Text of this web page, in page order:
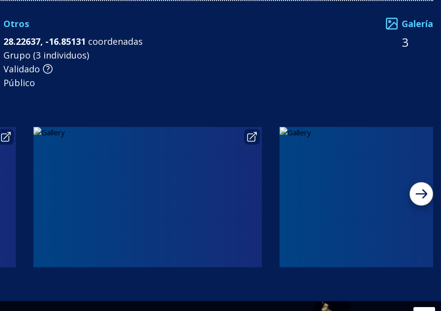
Otros
28.22637, -16.85131 coordenadas
Grupo (3 individuos)
Validado
Público
Galería
3